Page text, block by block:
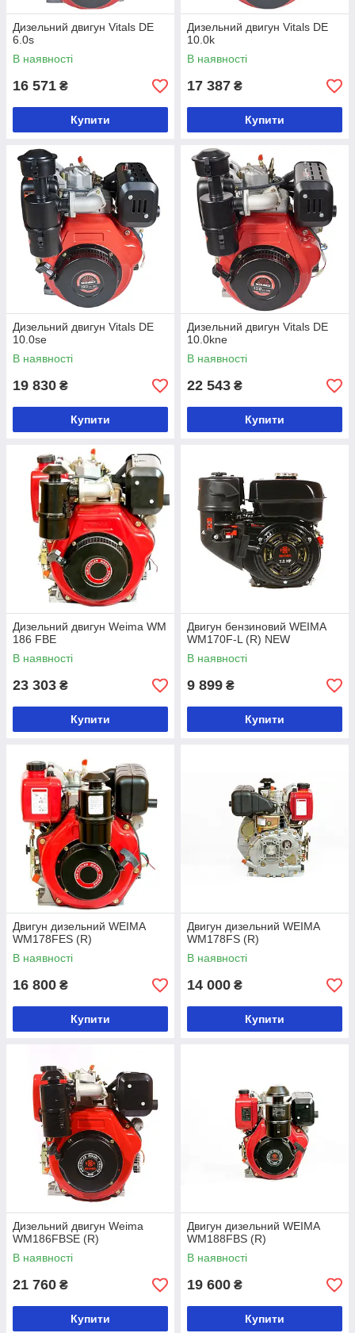
Дизельний двигун Vitals DE
6.0s
В наявності
16 571 ₴
Купити
Дизельний двигун Vitals DE
10.0k
В наявності
17 387 ₴
Купити
Дизельний двигун Vitals DE
10.0se
В наявності
19 830 ₴
Купити
Дизельний двигун Vitals DE
10.0kne
В наявності
22 543 ₴
Купити
Дизельний двигун Weima WM
186 FBЕ
В наявності
23 303 ₴
Купити
Двигун бензиновий WEIMA
WM170F-L (R) NEW
В наявності
9 899 ₴
Купити
Двигун дизельний WEIMA
WM178FES (R)
В наявності
16 800 ₴
Купити
Двигун дизельний WEIMA
WM178FS (R)
В наявності
14 000 ₴
Купити
Дизельний двигун Weima
WM186FBSE (R)
В наявності
21 760 ₴
Купити
Двигун дизельний WEIMA
WM188FBS (R)
В наявності
19 600 ₴
Купити